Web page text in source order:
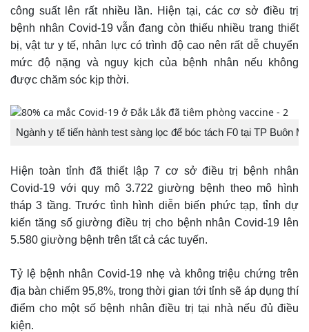
công suất lên rất nhiều lần. Hiện tại, các cơ sở điều trị
bệnh nhân Covid-19 vẫn đang còn thiếu nhiều trang thiết
bị, vật tư y tế, nhân lực có trình độ cao nên rất dễ chuyển
mức độ nặng và nguy kịch của bệnh nhân nếu không
được chăm sóc kịp thời.
Ngành y tế tiến hành test sàng lọc để bóc tách F0 tại TP Buôn
Hiện toàn tỉnh đã thiết lập 7 cơ sở điều trị bệnh nhân
Covid-19 với quy mô 3.722 giường bệnh theo mô hình
tháp 3 tầng. Trước tình hình diễn biến phức tạp, tỉnh dự
kiến tăng số giường điều trị cho bệnh nhân Covid-19 lên
5.580 giường bệnh trên tất cả các tuyến.
Tỷ lệ bệnh nhân Covid-19 nhẹ và không triệu chứng trên
địa bàn chiếm 95,8%, trong thời gian tới tỉnh sẽ áp dụng thí
điểm cho một số bệnh nhân điều trị tại nhà nếu đủ điều
kiện.